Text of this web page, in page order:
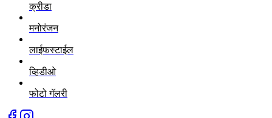
क्रीडा
मनोरंजन
लाईफस्टाईल
व्हिडीओ
फोटो गॅलरी